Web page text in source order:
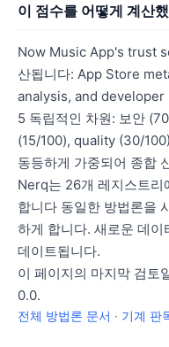
이 점수를 어떻게 계산
Now Music App's trust
산됩니다: App Store
analysis, and developer
5 독립적인 차원: 보안
(15/100), quality (30/
동등하게 가중되어 종합
Nerq는 26개 레지스트리
합니다 동일한 방법론을
하게 합니다. 새로운 데
데이트됩니다.
이 페이지의 마지막 검토
0.0.
전체 방법론 문서 · 기계 판